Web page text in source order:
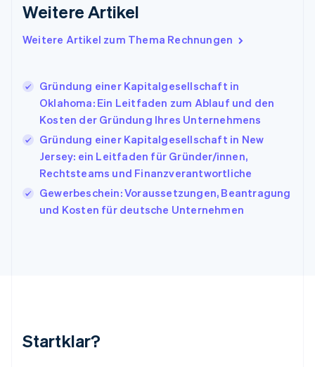
Weitere Artikel
Weitere Artikel zum Thema Rechnungen
Gründung einer Kapitalgesellschaft in
Oklahoma: Ein Leitfaden zum Ablauf und den
Kosten der Gründung Ihres Unternehmens
Gründung einer Kapitalgesellschaft in New
Jersey: ein Leitfaden für Gründer/innen,
Rechtsteams und Finanzverantwortliche
Gewerbeschein: Voraussetzungen, Beantragung
und Kosten für deutsche Unternehmen
Startklar?
Indien
Irland
Italiano English
Japan
日本語 English
EnglishFrançais
Kroatien
EnglishItaliano
English
Liechtenstein
English